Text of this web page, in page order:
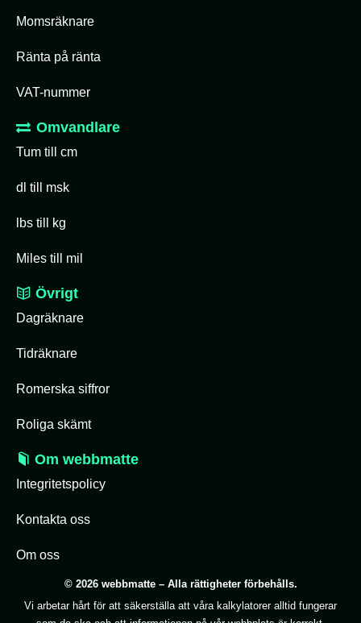
Momsräknare
Ränta på ränta
VAT-nummer
Omvandlare
Tum till cm
dl till msk
lbs till kg
Miles till mil
Övrigt
Dagräknare
Tidräknare
Romerska siffror
Roliga skämt
Om webbmatte
Integritetspolicy
Kontakta oss
Om oss
© 2026 webbmatte – Alla rättigheter förbehålls.
Vi arbetar hårt för att säkerställa att våra kalkylatorer alltid fungerar